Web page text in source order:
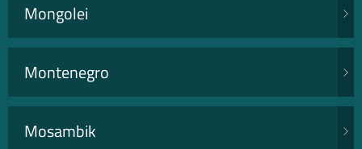
Mongolei
Montenegro
Mosambik